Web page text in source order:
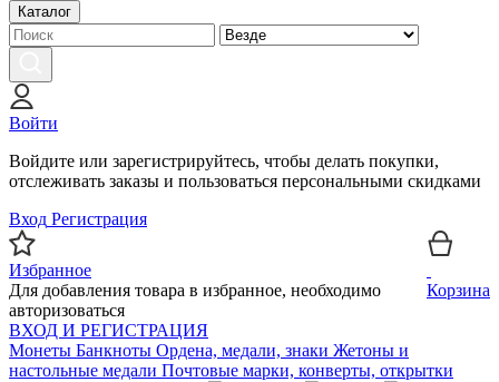
Каталог
Войти
Войдите или зарегистрируйтесь, чтобы делать покупки,
отслеживать заказы и пользоваться персональными скидками
Вход Регистрация
Избранное
Для добавления товара в избранное, необходимо
авторизоваться
ВХОД И РЕГИСТРАЦИЯ
Корзина
Монеты Банкноты Ордена, медали, знаки Жетоны и
настольные медали Почтовые марки, конверты, открытки